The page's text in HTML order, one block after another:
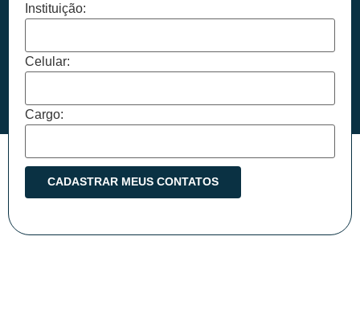
Instituição:
Celular:
Cargo: